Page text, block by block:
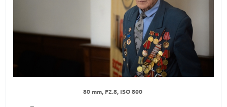
80 mm, F2.8, ISO 800